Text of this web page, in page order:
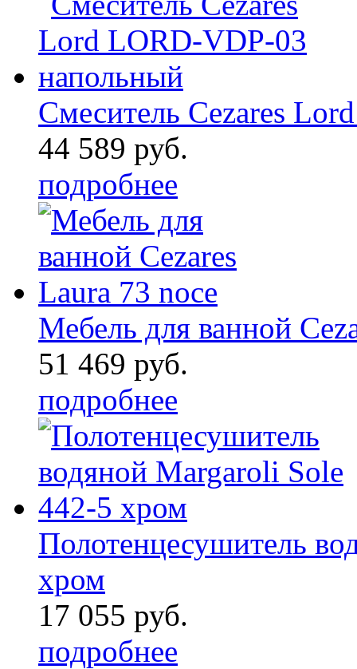
Смеситель Cezares
44 589 руб.
подробнее
Мебель для ванной
51 469 руб.
подробнее
Полотенцесушитель
хром
17 055 руб.
подробнее